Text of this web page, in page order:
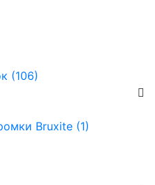
(106)
Bruxite (1)